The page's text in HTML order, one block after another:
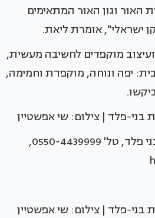
וגון האור המתאימים
ישראלי", אומרת ליאת.
ועיצוב מוקפדים לחשיבה מעשית,
יפה ונוחה, מוקפדת וחמימה,
בני-פלד | צילום: שי אפשטיין
לפרטים נוספים: ליאת בני פלד, טל' 0550-4439999,
בני-פלד | צילום: שי אפשטיין